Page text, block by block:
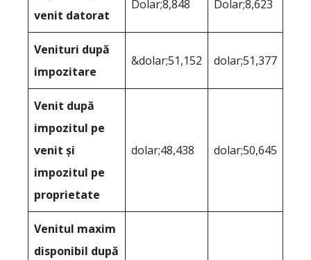
venit datorat
Dolar;8,848 Dolar;8,623
Venituri după
impozitare
&dolar;51,152 dolar;51,377
Venit după
impozitul pe
venit și
impozitul pe
proprietate
dolar;48,438 dolar;50,645
Venitul maxim
disponibil după